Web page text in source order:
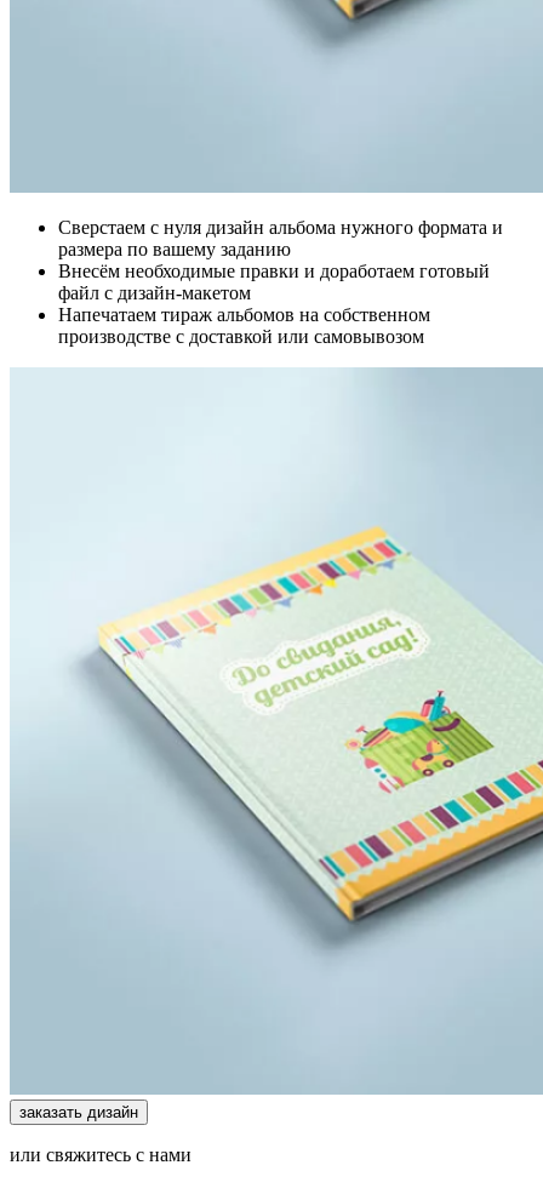
Сверстаем с нуля дизайн альбома нужного формата и
размера по вашему заданию
Внесём необходимые правки и доработаем готовый
файл с дизайн-макетом
Напечатаем тираж альбомов на собственном
производстве с доставкой или самовывозом
заказать дизайн
или свяжитесь с нами